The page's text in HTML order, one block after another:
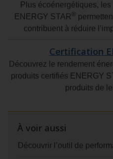
Plus écoénergétiques,
ENERGY STAR ®
contribuent à réduire
Certification
Découvrez le rendement
produits certifiés ENERGY
produits de
À voir aussi
Découvrir l’outil de